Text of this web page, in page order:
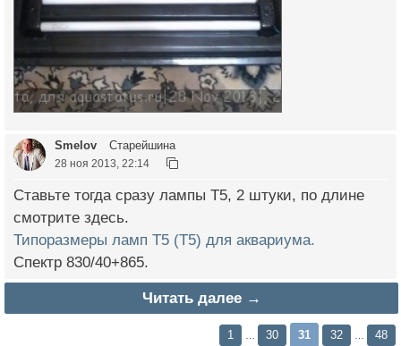
Smelov Старейшина
28 ноя 2013, 22:14
Ставьте тогда сразу лампы Т5, 2 штуки, по длине
смотрите здесь.
Типоразмеры ламп Т5 (T5) для аквариума.
Спектр 830/40+865.
Читать далее →
1 30 31 32 48